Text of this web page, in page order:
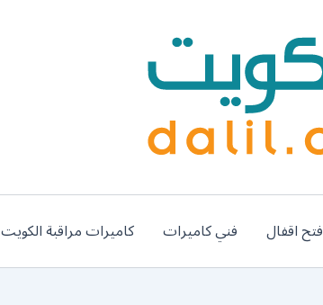
فتح اقفال فني كاميرات كاميرات مراقبة الكويت